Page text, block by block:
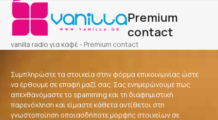
Skip
content
Open
mobile
menu
Close
mobile
menu
Premium
contact
vanilla radio για καφέ - Premium contact
Συμπληρώστε τα στοιχεία στην φόρμα επικοινωνίας ώστε
να έρθουμε σε επαφή μαζί σας. Σας ενημερώνουμε πως
απεχθανόμαστε το spamming και τη διαφημιστική
παρενόχληση και είμαστε κάθετα αντίθετοι στη
γνωστοποίηση οποιασδήποτε μορφής στοιχείων σε